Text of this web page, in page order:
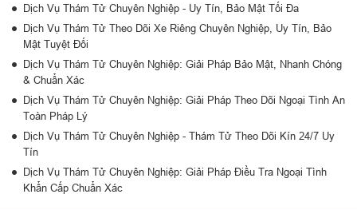
Dịch Vụ Thám Tử Chuyên Nghiệp - Uy Tín, Bảo Mật Tối Đa
Dịch Vụ Thám Tử Theo Dõi Xe Riêng Chuyên Nghiệp, Uy Tín, Bảo
Mật Tuyệt Đối
Dịch Vụ Thám Tử Chuyên Nghiệp: Giải Pháp Bảo Mật, Nhanh Chóng
& Chuẩn Xác
Dịch Vụ Thám Tử Chuyên Nghiệp: Giải Pháp Theo Dõi Ngoại Tình An
Toàn Pháp Lý
Dịch Vụ Thám Tử Chuyên Nghiệp - Thám Tử Theo Dõi Kín 24/7 Uy
Tín
Dịch Vụ Thám Tử Chuyên Nghiệp: Giải Pháp Điều Tra Ngoại Tình
Khẩn Cấp Chuẩn Xác